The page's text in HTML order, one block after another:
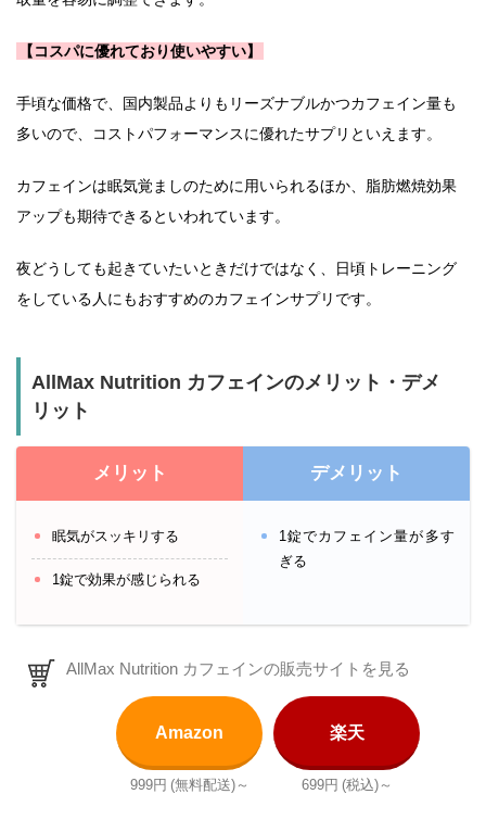
【コスパに優れており使いやすい】
手頃な価格で、国内製品よりもリーズナブルかつカフェイン量も
多いので、コストパフォーマンスに優れたサプリといえます。
カフェインは眠気覚ましのために用いられるほか、脂肪燃焼効果
アップも期待できるといわれています。
夜どうしても起きていたいときだけではなく、日頃トレーニング
をしている人にもおすすめのカフェインサプリです。
AllMax Nutrition カフェインのメリット・デメ
リット
メリット
眠気がスッキリする
1錠で効果が感じられる
デメリット
1錠でカフェイン量が多す
ぎる
AllMax Nutrition カフェインの販売サイトを見る
Amazon
999円 (無料配送)～
楽天
699円 (税込)～